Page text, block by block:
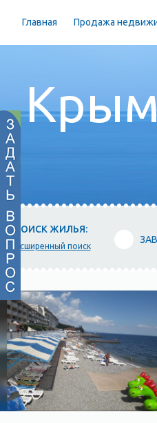
Главная Продажа
ПОИСК ЖИЛЬЯ:
расширенный поиск